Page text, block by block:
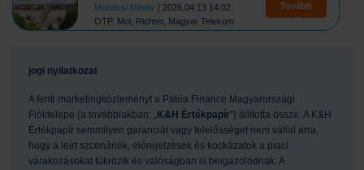
Mohácsi Mihály
| 2026.04.13 14:02
OTP, Mol, Richter, Magyar Telekom
Tovább
jogi nyilatkozat
A fenti marketingközleményt a Patria Finance Magyarországi
Fióktelepe (a továbbiakban: „K&H Értékpapír”) állította össze. A K&H
Értékpapír semmilyen garanciát vagy felelősséget nem vállal arra,
hogy a leírt szcenáriók, előrejelzések és kockázatok a piaci
várakozásokat tükrözik és valóságban is beigazolódnak. A